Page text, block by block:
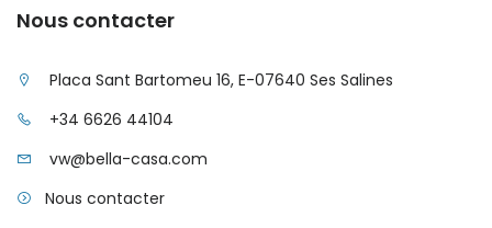
|-Algaida
|-Andorra la Vella
|-Badia Blava
|-Badia Gran
Nous contacter
Placa Sant Bartomeu 16, E-07640 Ses Salines
+34 6626 44104
vw@bella-casa.com
Nous contacter